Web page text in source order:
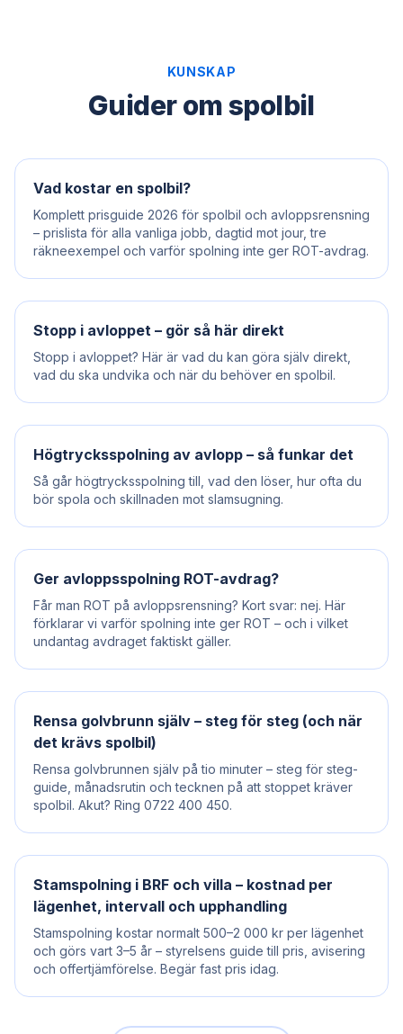
KUNSKAP
Guider om spolbil
Vad kostar en spolbil?
Komplett prisguide 2026 för spolbil och avloppsrensning
– prislista för alla vanliga jobb, dagtid mot jour, tre
räkneexempel och varför spolning inte ger ROT-avdrag.
Stopp i avloppet – gör så här direkt
Stopp i avloppet? Här är vad du kan göra själv direkt,
vad du ska undvika och när du behöver en spolbil.
Högtrycksspolning av avlopp – så funkar det
Så går högtrycksspolning till, vad den löser, hur ofta du
bör spola och skillnaden mot slamsugning.
Ger avloppsspolning ROT-avdrag?
Får man ROT på avloppsrensning? Kort svar: nej. Här
förklarar vi varför spolning inte ger ROT – och i vilket
undantag avdraget faktiskt gäller.
Rensa golvbrunn själv – steg för steg (och när
det krävs spolbil)
Rensa golvbrunnen själv på tio minuter – steg för steg-
guide, månadsrutin och tecknen på att stoppet kräver
spolbil. Akut? Ring 0722 400 450.
Stamspolning i BRF och villa – kostnad per
lägenhet, intervall och upphandling
Stamspolning kostar normalt 500–2 000 kr per lägenhet
och görs vart 3–5 år – styrelsens guide till pris, avisering
och offertjämförelse. Begär fast pris idag.